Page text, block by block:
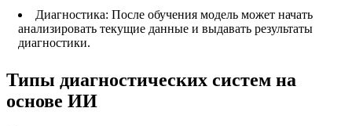
Диагностика: После обучения модель может начать
анализировать текущие данные и выдавать результаты
диагностики.
Типы диагностических систем на
основе ИИ